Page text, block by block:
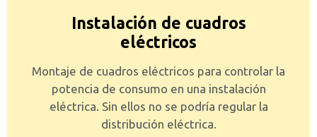
Instalación de cuadros
eléctricos
Montaje de cuadros eléctricos para controlar la
potencia de consumo en una instalación
eléctrica. Sin ellos no se podría regular la
distribución eléctrica.